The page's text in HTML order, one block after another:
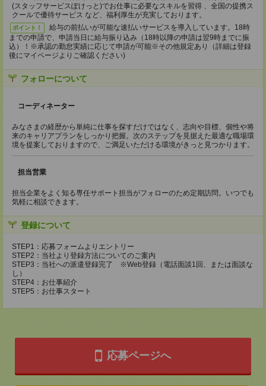
(スタッフサービスぽけっと)でお仕事に必要なスキルを習得 、全国の提携ス
クールで優待サービス など、福利厚生が充実しております。
ポイント！
給与の前払いが可能な速払いサービスを導入しています。18時
までの申請で、申請当日に給与振り込み（18時以降の申請は翌9時までに振
込）！※承認の勤怠実績に応じて申請が可能※その他規定あり（詳細は登録
後にマイページよりご確認ください)
フォローについて
コーディネーター
みなさまの経歴から単純に仕事を探すだけではなく、志向や目標、個性や将
来のキャリアプランをしっかり把握。次のステップを見据えた最適な職場環
境を提案しておりますので、ご満足いただける環境がきっと見つかります。
担当営業
担当企業をよく知る専任サポート担当がフォローのため定期訪問。いつでも
気軽に相談できます。
登録について
STEP1：応募フォームよりエントリー
STEP2：当社より登録方法についてのご案内
STEP3：当社への派遣登録完了 ※Web登録（電話面談1回、または面談な
し）
STEP4：お仕事紹介
STEP5：お仕事スタート
応募ページへ